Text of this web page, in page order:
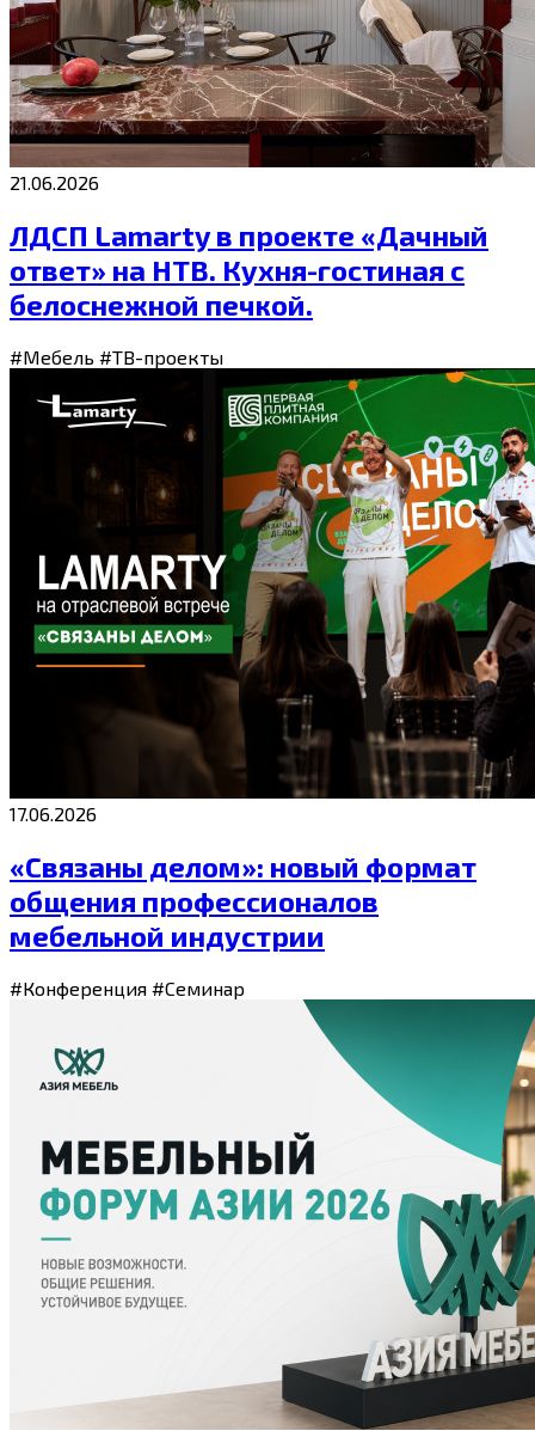
21.06.2026
ЛДСП Lamarty в проекте «Дачный
ответ» на НТВ. Кухня-гостиная с
белоснежной печкой.
#Мебель #ТВ-проекты
17.06.2026
«Связаны делом»: новый формат
общения профессионалов
мебельной индустрии
#Конференция #Семинар